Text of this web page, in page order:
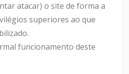
atacar) o site de forma a
superiores ao que
funcionamento deste